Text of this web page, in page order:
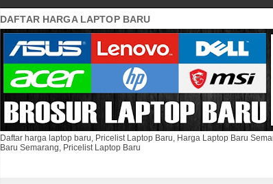
DAFTAR HARGA LAPTOP BARU
Daftar harga laptop baru, Pricelist Laptop Baru, Harga Laptop Baru
Baru Semarang, Pricelist Laptop Baru